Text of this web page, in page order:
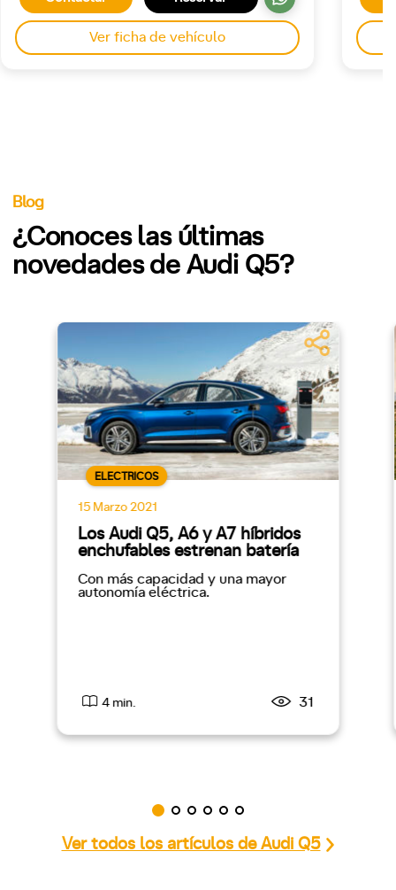
Ver ficha de vehículo
Blog
¿Conoces las últimas
novedades de Audi Q5?
ELECTRICOS
15 Marzo 2021
Los Audi Q5, A6 y A7 híbridos
enchufables estrenan batería
Con más capacidad y una mayor
autonomía eléctrica.
4 min. 31
Ver todos los artículos de Audi Q5